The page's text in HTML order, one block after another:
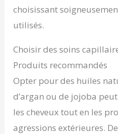
choisissant
utilisés.
Choisir des soins
Produits recommandés
Opter pour des huiles
d’argan ou de jojoba
les cheveux tout en les
agressions extérieures.